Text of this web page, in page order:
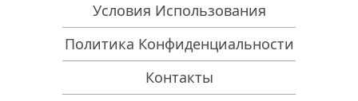
R-Studio: Восстановление данных с
неработающего компьютера
Восстановление Файлов с Незагружающегося
Условия Использования
Политика Конфиденциальности
Контакты